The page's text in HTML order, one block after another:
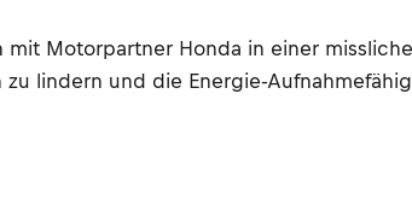
Motorpartner Honda in einer
lindern und die Energie-